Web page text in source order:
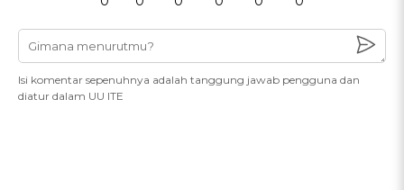
Isi komentar sepenuhnya adalah tanggung jawab pengguna dan
diatur dalam UU ITE